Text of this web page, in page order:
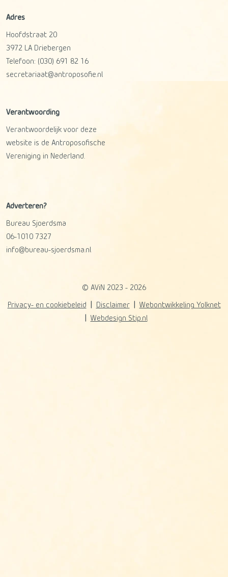
Adres
Hoofdstraat 20
3972 LA
Driebergen
Telefoon: (030) 691 82 16
secretariaat@antroposofie.nl
Verantwoording
Verantwoordelijk voor deze
website is de Antroposofische
Vereniging in Nederland.
Adverteren?
Bureau Sjoerdsma
06-1010 7327
info@bureau-sjoerdsma.nl
© AViN 2023 - 2026
Privacy- en cookiebeleid Disclaimer
Webontwikkeling Yolknet
Webdesign Stip.nl